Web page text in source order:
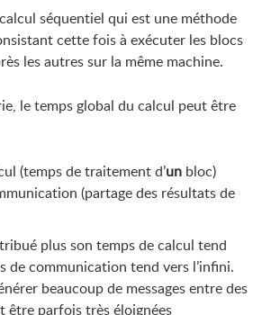
séquentiel qui est une méthode
cette fois à exécuter les blocs
les autres sur la même machine.
le temps global du calcul peut être
(temps de traitement d’un bloc)
(partage des résultats de
plus son temps de calcul tend
de communication tend vers l’infini.
beaucoup de messages entre des
être parfois très éloignées